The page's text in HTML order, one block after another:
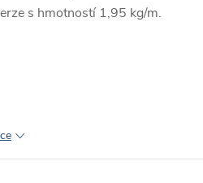
s hmotností 1,95 kg/m.